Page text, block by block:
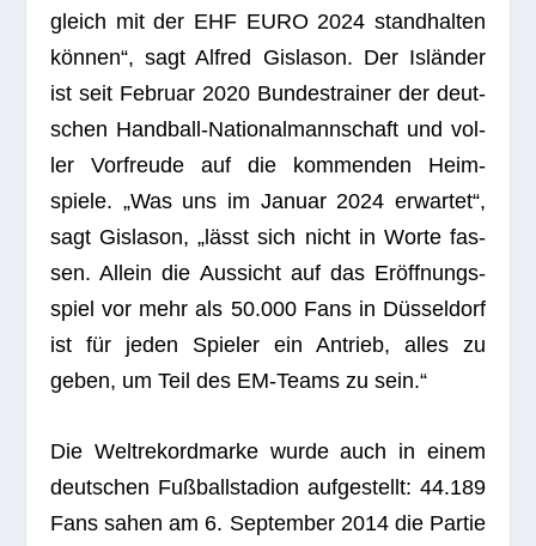
gleich mit der EHF EURO 2024 stand­hal­ten
kön­nen“, sagtAlfred Gis­la­son. Der Islän­der
ist seit Februar 2020 Bun­des­trai­ner der deut­
schen Hand­ball-Natio­nal­mann­schaft und vol­
ler Vor­freude auf die kom­men­den Heim­
spiele. „Was uns im Januar 2024 erwar­tet“,
sagt Gis­la­son, „lässt sich nicht in Worte fas­
sen. Allein die Aus­sicht auf das Eröff­nungs­
spiel vor mehr als 50.000 Fans in Düs­sel­dorf
ist für jeden Spie­ler ein Antrieb, alles zu
geben, um Teil des EM-Teams zu sein.“
Die Welt­re­kord­marke wurde auch in einem
deut­schen Fuß­ball­sta­dion auf­ge­stellt: 44.189
Fans sahen am 6. Sep­tem­ber 2014 die Par­tie